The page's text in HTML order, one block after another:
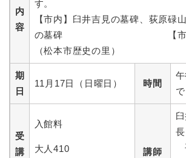
内
容
す
【市内】臼井吉見の墓碑、荻原碌
の墓碑 【市外】木
（松本市歴史の里）
期
日
11月17日（日曜日） 時間
で
受
講
入館料
大人410
講師